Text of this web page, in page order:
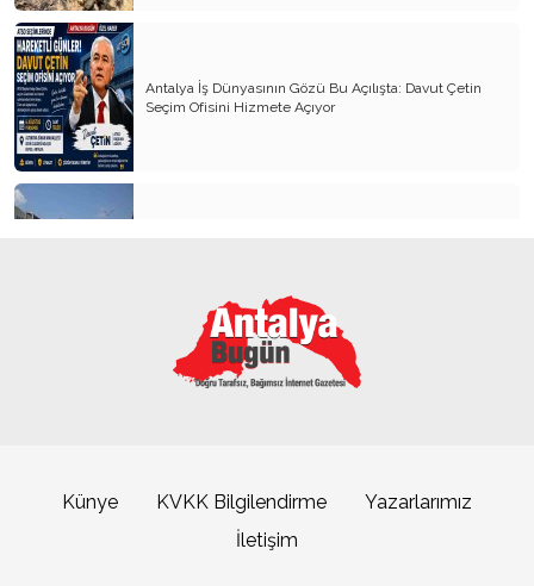
Abdülhamit ve Tayyip Erdoğan
Fark Etmeden Kaybettiklerimiz
Raydan Çıkan Antalya
Bunu da mı Görecektik?
Füze Çağında Hurafe Siyaseti (İran Savaşı
Üzerine)
Mimarlık Ucuzlatılarak Yapılamaz
Üç Yıl Sonra: Barınma Sorunu ve Gerçek Çözüm
AK Parti Yine İki Kere Kendi Ayağına Sıktı
ABD acaba bir dünya devleti olur mu?
Antalya İş Dünyasının Gözü Bu Açılışta: Davut Çetin
Seçim Ofisini Hizmete Açıyor
Künye KVKK Bilgilendirme
Yazarlarımız
İletişim